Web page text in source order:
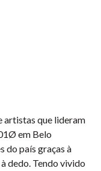
artistas que lideram
em Belo
do país graças à
dedo. Tendo vivido